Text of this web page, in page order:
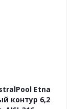
Etna
контур 6,2